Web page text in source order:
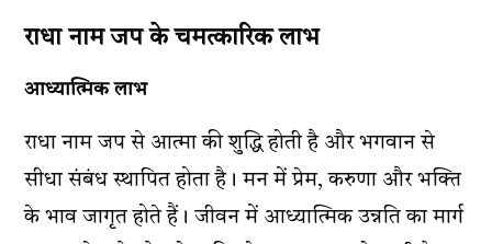
राधा नाम जप के चमत्कारिक लाभ
आध्यात्मिक लाभ
राधा नाम जप से आत्मा की शुद्धि होती है और भगवान से
सीधा संबंध स्थापित होता है। मन में प्रेम, करुणा और भक्ति
के भाव जागृत होते हैं। जीवन में आध्यात्मिक उन्नति का मार्ग